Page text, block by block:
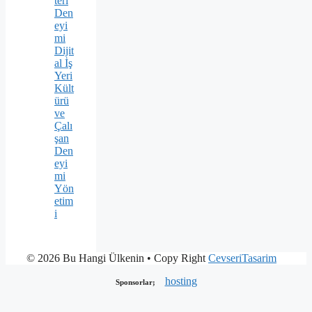
Den
eyi
mi
Dijit
al İş
Yeri
Kült
ürü
ve
Çalı
şan
Den
eyi
mi
Yön
etim
i
© 2026 Bu Hangi Ülkenin • Copy Right CevseriTasarim
Sponsorlar; hosting